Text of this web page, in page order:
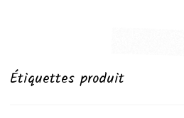
Étiquettes produit